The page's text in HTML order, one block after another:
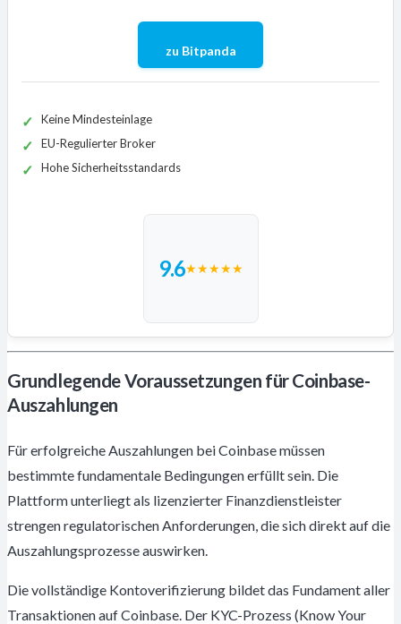
zu Bitpanda
Keine Mindesteinlage
EU-Regulierter Broker
Hohe Sicherheitsstandards
9.6★★★★★
Grundlegende Voraussetzungen für Coinbase-
Auszahlungen
Für erfolgreiche Auszahlungen bei Coinbase müssen
bestimmte fundamentale Bedingungen erfüllt sein. Die
Plattform unterliegt als lizenzierter Finanzdienstleister
strengen regulatorischen Anforderungen, die sich direkt auf die
Auszahlungsprozesse auswirken.
Die vollständige Kontoverifizierung bildet das Fundament aller
Transaktionen auf Coinbase. Der KYC-Prozess (Know Your